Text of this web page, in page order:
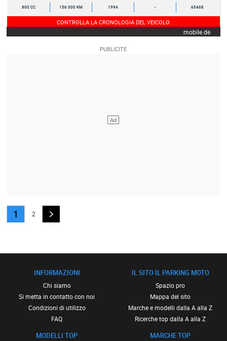
800 CC 156 000 KM 1994 - 65468
CONTROLLA LA CRONOLOGIA DEL VEICOLO
mobile.de
1 2
INFORMAZIONI
Chi siamo
Si metta in contatto con noi
Condizioni di utilizzo
FAQ
MODELLI TOP
IL SITO IL PARKING MOTO
Spazio pro
Mappa del sito
Marche e modelli dalla A alla Z
Ricerche top dalla A alla Z
MARCHE TOP